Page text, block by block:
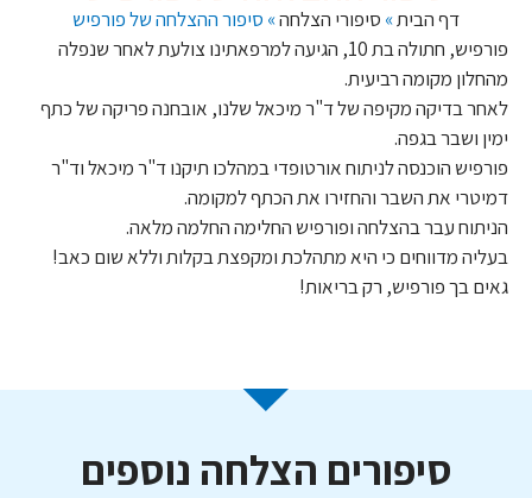
דף הבית» סיפורי הצלחה» סיפור ההצלחה של פורפיש
פורפיש, חתולה בת 10, הגיעה למרפאתינו צולעת לאחר שנפלה
מהחלון מקומה רביעית.
לאחר בדיקה מקיפה של ד"ר מיכאל שלנו, אובחנה פריקה של כתף
ימין ושבר בגפה.
פורפיש הוכנסה לניתוח אורטופדי במהלכו תיקנו ד"ר מיכאל וד"ר
דמיטרי את השבר והחזירו את הכתף למקומה.
הניתוח עבר בהצלחה ופורפיש החלימה החלמה מלאה.
בעליה מדווחים כי היא מתהלכת ומקפצת בקלות וללא שום כאב!
גאים בך פורפיש, רק בריאות!
סיפורים הצלחה נוספים